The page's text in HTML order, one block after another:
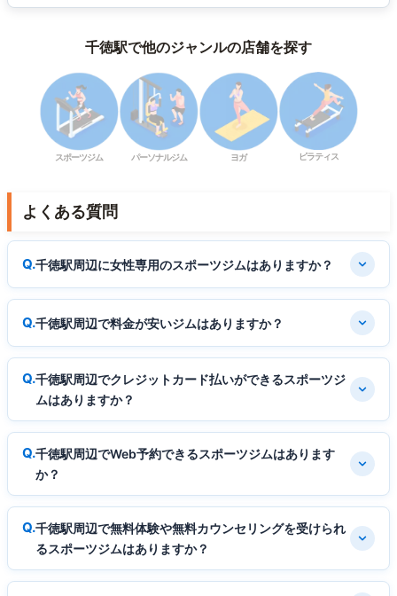
千徳駅で他のジャンルの店舗を探す
スポーツジム パーソナルジム ヨガ ピラティス
よくある質問
千徳駅周辺に女性専用のスポーツジムはありますか？
千徳駅周辺で料金が安いジムはありますか？
千徳駅周辺でクレジットカード払いができるスポーツジ
ムはありますか？
千徳駅周辺でWeb予約できるスポーツジムはあります
か？
千徳駅周辺で無料体験や無料カウンセリングを受けられ
るスポーツジムはありますか？